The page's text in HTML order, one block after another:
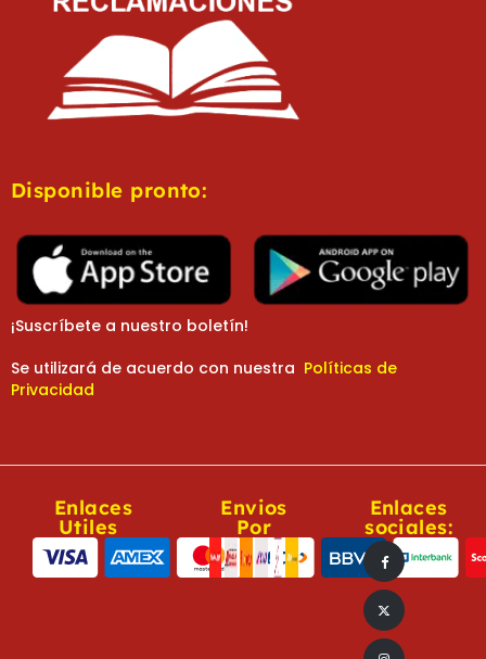
Disponible pronto:
¡Suscríbete a nuestro boletín!
Se utilizará de acuerdo con nuestra Políticas de
Privacidad
Enlaces
Utiles
Envios
Por
Enlaces
sociales: